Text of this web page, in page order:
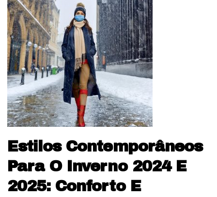
Estilos Contemporâneos
Para O Inverno 2024 E
2025: Conforto E